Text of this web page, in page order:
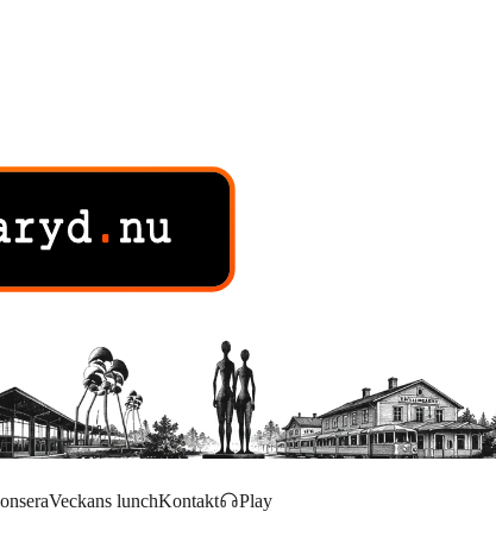
Veckans lunchKontakt Play